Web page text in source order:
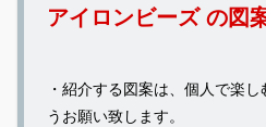
アイロンビーズ の図
・紹介する図案は、個人で楽
うお願い致します。